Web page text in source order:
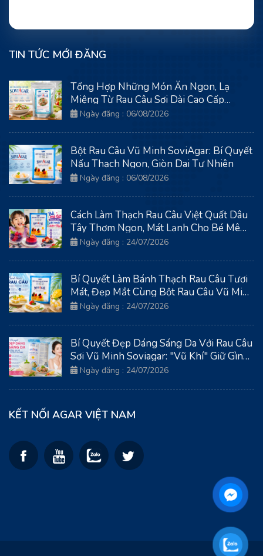
TIN TỨC MỚI ĐĂNG
Tổng Hợp Những Món Ăn Ngon, Lạ
Miệng Từ Rau Câu Sợi Dài Cao Cấp
SoviAgar
Ngày đăng : 06/08/2026
Bột Rau Câu Vũ Minh SoviAgar: Bí Quyết
Nấu Thạch Ngon, Giòn Dai Tự Nhiên
Ngày đăng : 06/08/2026
Cách Làm Thạch Rau Câu Việt Quất Dâu
Tây Thơm Ngon, Mát Lạnh Cho Bé Mê
TítNgày đăng : 24/07/2026
Bí Quyết Làm Bánh Thạch Rau Câu Tươi
Mát, Đẹp Mắt Cùng Bột Rau Câu Vũ Minh
Soviagar
Ngày đăng : 24/07/2026
Bí Quyết Đẹp Dáng Sáng Da Với Rau Câu
Sợi Vũ Minh Soviagar: "Vũ Khí" Giữ Gìn
Thanh Xuân Từ Biển Cả
Ngày đăng : 24/07/2026
KẾT NỐI AGAR VIỆT NAM